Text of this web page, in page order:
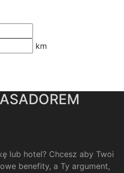
km
lub hotel? Chcesz aby Twoi
benefity, a Ty argument,